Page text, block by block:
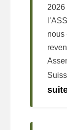
2026
nous